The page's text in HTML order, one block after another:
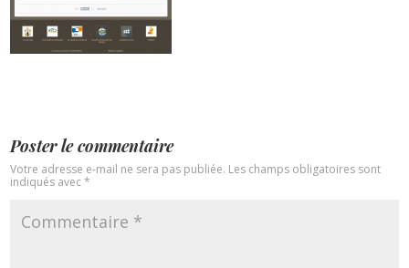
Poster le commentaire
Votre adresse e-mail ne sera pas publiée. Les champs obligatoires sont
indiqués avec*